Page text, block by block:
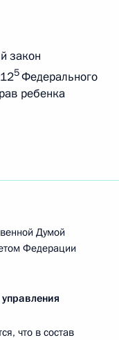
закон
5Федерального
ребенка
Думой
Федерации
что в состав